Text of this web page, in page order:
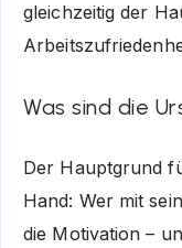
gleichzeitig der
Was sind die
Der Hauptgrund
Hand: Wer mit
die Motivation –